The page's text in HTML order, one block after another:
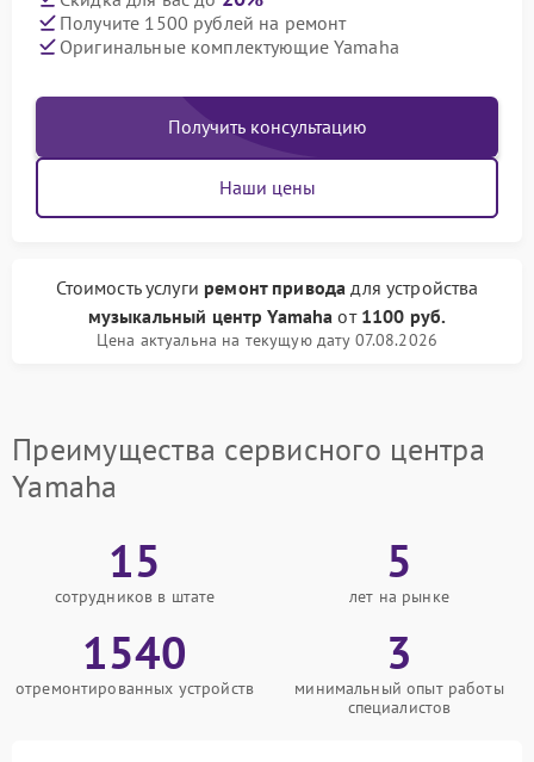
Получите 1500 рублей на ремонт
Оригинальные комплектующие Yamaha
Получить консультацию
Наши цены
Стоимость услуги ремонт привода для устройства
музыкальный центр Yamaha от 1100 руб.
Цена актуальна на текущую дату 07.08.2026
Преимущества сервисного центра
Yamaha
15
сотрудников в штате
5
лет на рынке
1540
отремонтированных устройств
3
минимальный опыт работы
специалистов